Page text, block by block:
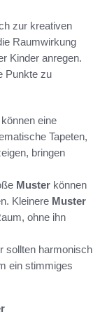
zur kreativen
Raumwirkung
Kinder anregen.
Punkte zu
eine
Tapeten,
bringen
Muster können
Kleinere Muster
ohne ihn
sollten harmonisch
ein stimmiges